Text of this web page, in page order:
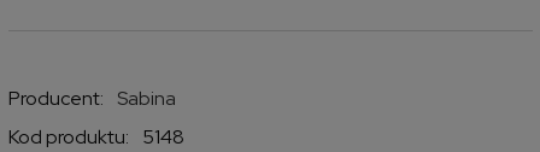
Producent:
Sabina
Kod produktu:
5148